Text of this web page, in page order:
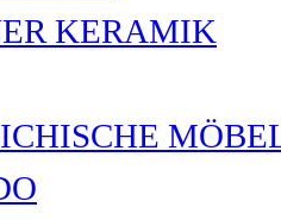
KERAMIK